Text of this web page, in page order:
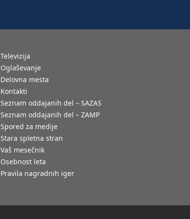
Televizija
Oglaševanje
Delovna mesta
Kontakti
Seznam oddajanih del – SAZAS
Seznam oddajanih del – ZAMP
Spored za medije
Stara spletna stran
Vaš mesečnik
Osebnost leta
Pravila nagradnih iger